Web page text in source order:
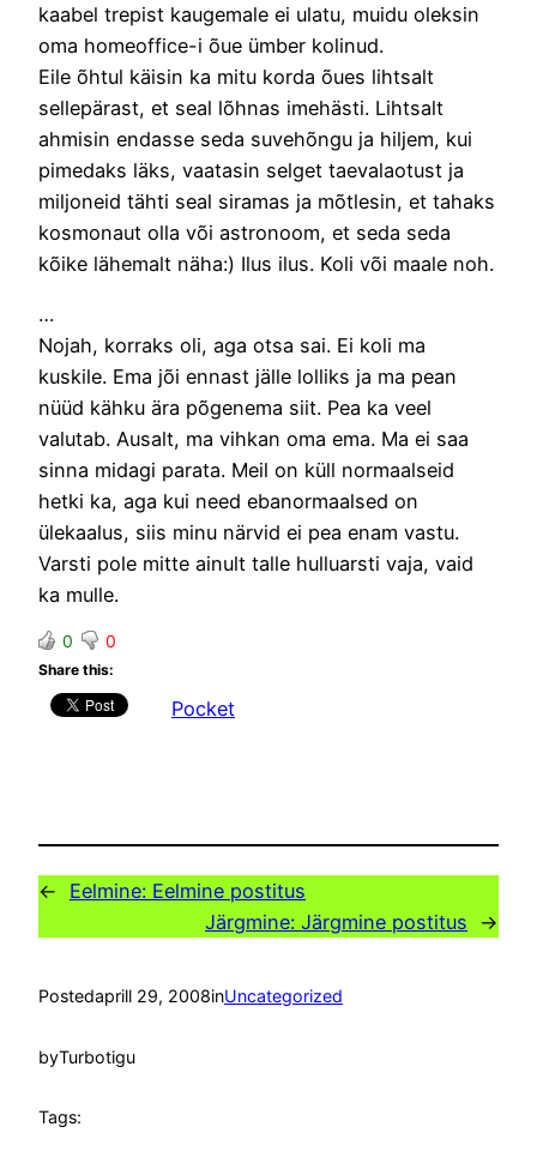
kaabel trepist kaugemale ei ulatu, muidu oleksin
oma homeoffice-i õue ümber kolinud.
Eile õhtul käisin ka mitu korda õues lihtsalt
sellepärast, et seal lõhnas imehästi. Lihtsalt
ahmisin endasse seda suvehõngu ja hiljem, kui
pimedaks läks, vaatasin selget taevalaotust ja
miljoneid tähti seal siramas ja mõtlesin, et tahaks
kosmonaut olla või astronoom, et seda seda
kõike lähemalt näha:) Ilus ilus. Koli või maale noh.
…
Nojah, korraks oli, aga otsa sai. Ei koli ma
kuskile. Ema jõi ennast jälle lolliks ja ma pean
nüüd kähku ära põgenema siit. Pea ka veel
valutab. Ausalt, ma vihkan oma ema. Ma ei saa
sinna midagi parata. Meil on küll normaalseid
hetki ka, aga kui need ebanormaalsed on
ülekaalus, siis minu närvid ei pea enam vastu.
Varsti pole mitte ainult talle hulluarsti vaja, vaid
ka mulle.
0 0
Share this:
Pocket
← Eelmine: Eelmine postitus
Järgmine: Järgmine postitus →
Postedaprill 29, 2008inUncategorized
byTurbotigu
Tags: